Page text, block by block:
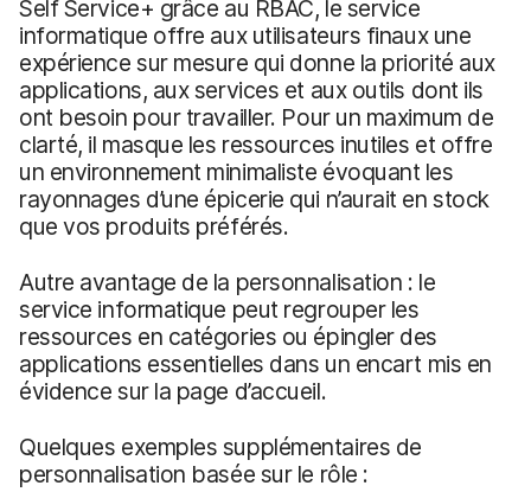
Self Service+ grâce au RBAC, le service
informatique offre aux utilisateurs finaux une
expérience sur mesure qui donne la priorité aux
applications, aux services et aux outils dont ils
ont besoin pour travailler. Pour un maximum de
clarté, il masque les ressources inutiles et offre
un environnement minimaliste évoquant les
rayonnages d’une épicerie qui n’aurait en stock
que vos produits préférés.
Autre avantage de la personnalisation : le
service informatique peut regrouper les
ressources en catégories ou épingler des
applications essentielles dans un encart mis en
évidence sur la page d’accueil.
Quelques exemples supplémentaires de
personnalisation basée sur le rôle :